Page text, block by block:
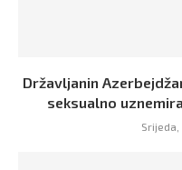
Državljanin
seksualno
Srijeda,